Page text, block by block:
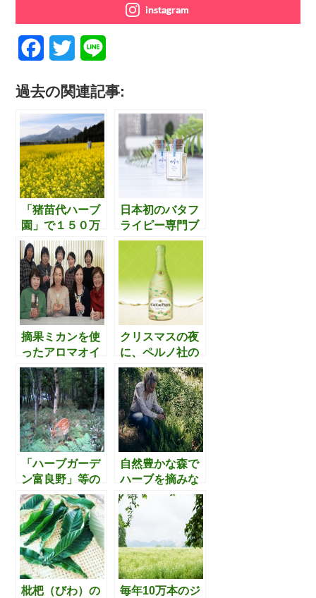
instagram
c
e
b
o
o
k
i
t
t
e
r
n
過去の関連記事:
「猪苗代ハーブ
園」で１５０万
本の菜の花が満
開。季節に応じ
た景色も
Instagramで確
認してみまし
た。
日本初のバタフ
ライピー専門ブ
ランド「molfon
-モルフォン-」
とは。運営す
る”アイリスジャ
パン”についても
確認してみまし
た。
摘果ミカンを使
ったアロマオイ
ルの商品化によ
り、『アロマの
まち』を目指す
女性たち
クリスマスの夜
に、ペルノ社の
ハーブ・柑橘フ
レーバーのスパ
ークリングワイ
ンで乾杯するの
も良さそうで
す。
「ハーブガーデ
ン富良野」等の
観光ビジネスを
展開する
JEROP（ジェロ
ップ）とはどん
な会社なのか
自然豊かな森で
ハーブを摘みな
がら、自然を尊
重するフィンラ
ンドの人たちの
姿に触れた記事
を読んで
枇杷（びわ）の
毎年10万本のジ